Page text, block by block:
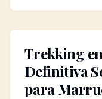
Trekking
Definitiva
para